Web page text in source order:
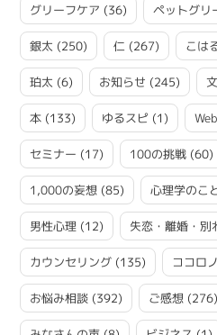
グリーフケア (36) ペットグリ
銀太 (250) 仁 (267) こは
珀太 (6) お知らせ (245)
本 (133) ゆるスピ (1)
セミナー (17) 100の挑戦 (60)
1,000の妄想 (85) 心理学のこ
男性心理 (12) 失恋・離婚・別
カウンセリング (135) ココロ
お悩み相談 (392) ご感想 (276)